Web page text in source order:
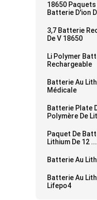
18650 Paquets
Batterie D'ion
3,7 Batterie
De V 18650
Li Polymer
Rechargeable
Batterie Au
Médicale
Batterie Plate
Polymère De
Paquet De
Lithium De 12 ...
Batterie Au
Batterie Au
Lifepo4